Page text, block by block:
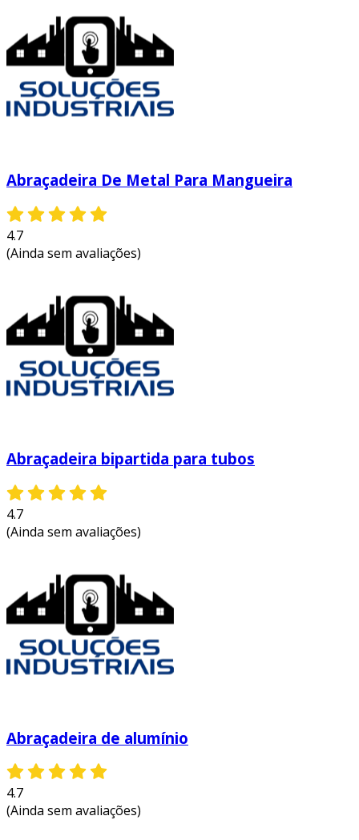
Abraçadeira De Metal Para Mangueira
4.7
(Ainda sem avaliações)
Abraçadeira bipartida para tubos
4.7
(Ainda sem avaliações)
Abraçadeira de alumínio
4.7
(Ainda sem avaliações)